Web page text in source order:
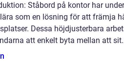
Ståbord på kontor har
som en lösning för att främja
Dessa höjdjusterbara
att enkelt byta mellan att